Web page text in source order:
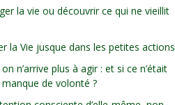
la vie ou découvrir ce qui ne vieillit
la Vie jusque dans les petites actions
n’arrive plus à agir : et si ce n’était
de volonté ?